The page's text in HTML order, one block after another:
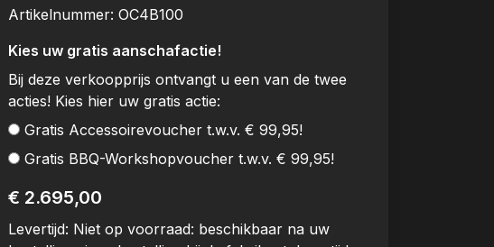
Artikelnummer: OC4B100
Kies uw gratis aanschafactie!
Bij deze verkoopprijs ontvangt u een van de twee
acties! Kies hier uw gratis actie:
Gratis Accessoirevoucher t.w.v. € 99,95!
Gratis BBQ-Workshopvoucher t.w.v. € 99,95!
€ 2.695,00
Levertijd: Niet op voorraad: beschikbaar na uw